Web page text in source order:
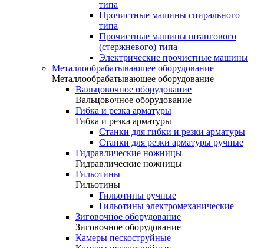
типа
Прочистные машины спирального
типа
Прочистные машины штангового
(стержневого) типа
Электрические прочистные машины
Металлообрабатывающее оборудование
Металлообрабатывающее оборудование
Вальцовочное оборудование
Вальцовочное оборудование
Гибка и резка арматуры
Гибка и резка арматуры
Станки для гибки и резки арматуры
Станки для резки арматуры ручные
Гидравлические ножницы
Гидравлические ножницы
Гильотины
Гильотины
Гильотины ручные
Гильотины электромеханические
Зиговочное оборудование
Зиговочное оборудование
Камеры пескоструйные